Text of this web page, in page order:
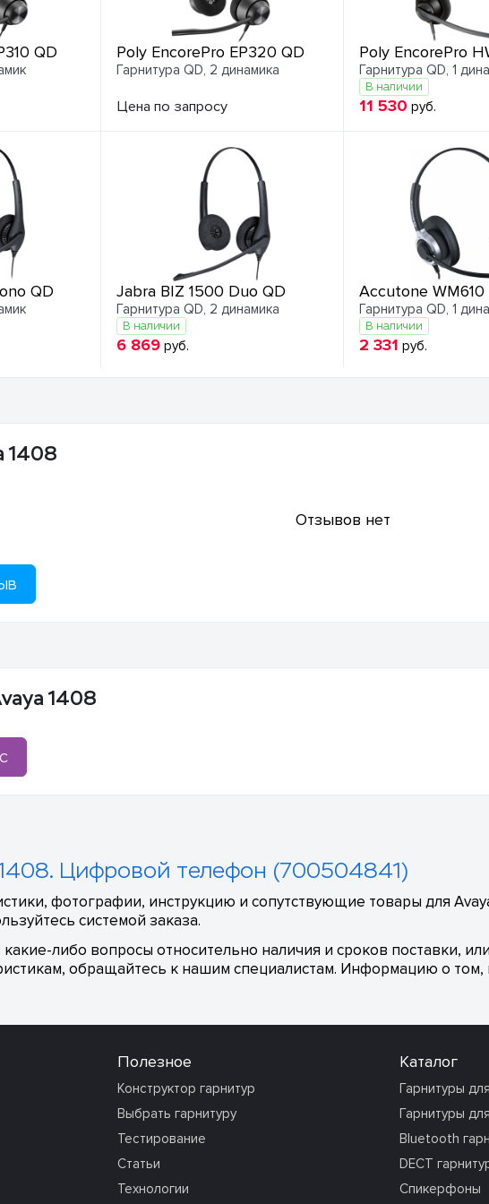
QD Poly EncorePro EP320 QD
Гарнитура QD, 2 динамика
Цена по запросу
Poly EncorePro
Гарнитура QD, 1
В наличии
11 530 руб.
QD Jabra BIZ 1500 Duo QD
Гарнитура QD, 2 динамика
В наличии
6 869руб.
Accutone WM610
Гарнитура QD, 1
В наличии
2 331 руб.
1408
Отзывов нет
1408
Цифровой телефон (700504841)
фотографии, инструкцию и сопутствующие товары для
системой заказа.
какие-либо вопросы относительно наличия и сроков поставки,
обращайтесь к нашим специалистам. Информацию о том,
Полезное
Конструктор гарнитур
Выбрать гарнитуру
Тестирование
Статьи
Технологии
Каталог
Гарнитуры
Гарнитуры
Bluetooth
DECT
Спикерфоны